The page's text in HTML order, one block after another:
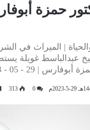
| الميراث في
عبدالباسط غويلة
| 29 - 05 - 2023
0
313